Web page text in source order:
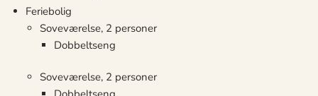
Feriebolig
Soveværelse, 2 personer
Dobbeltseng
Soveværelse, 2 personer